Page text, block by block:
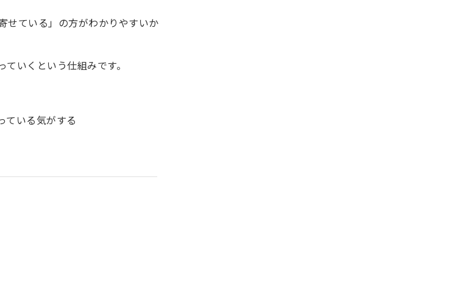
せている」の方がわかりやすいか
いくという仕組みです。
ている気がする